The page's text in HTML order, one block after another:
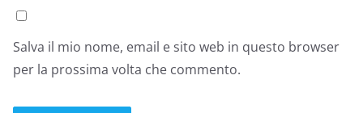
Salva il mio nome, email e sito web in questo browser
per la prossima volta che commento.